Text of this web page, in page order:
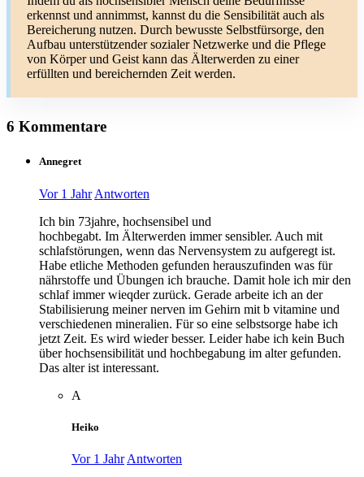
erkennst und annimmst, kannst du die Sensibilität auch als
Bereicherung nutzen. Durch bewusste Selbstfürsorge, den
Aufbau unterstützender sozialer Netzwerke und die Pflege
von Körper und Geist kann das Älterwerden zu einer
erfüllten und bereichernden Zeit werden.
6 Kommentare
Annegret
Vor 1 Jahr Antworten
Ich bin 73jahre, hochsensibel und
hochbegabt. Im Älterwerden immer sensibler. Auch mit
schlafstörungen, wenn das Nervensystem zu aufgeregt ist.
Habe etliche Methoden gefunden herauszufinden was für
nährstoffe und Übungen ich brauche. Damit hole ich mir den
schlaf immer wieqder zurück. Gerade arbeite ich an der
Stabilisierung meiner nerven im Gehirn mit b vitamine und
verschiedenen mineralien. Für so eine selbstsorge habe ich
jetzt Zeit. Es wird wieder besser. Leider habe ich kein Buch
über hochsensibilität und hochbegabung im alter gefunden.
Das alter ist interessant.
A
Heiko
Vor 1 Jahr Antworten